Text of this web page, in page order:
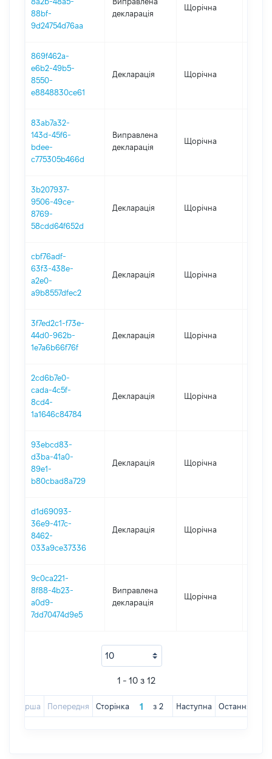
88bf-
9d24754d76aa
декларація
Щорічна
869f462a-
e6b2-49b5-
8550-
e8848830ce61
Декларація Щорічна
83ab7a32-
143d-45f6-
bdee-
c775305b466d
Виправлена
декларація
Щорічна
3b207937-
9506-49ce-
8769-
58cdd64f652d
Декларація Щорічна
cbf76adf-
63f3-438e-
a2e0-
a9b8557dfec2
Декларація Щорічна
3f7ed2c1-f73e-
44d0-962b-
1e7a6b66f76f
Декларація Щорічна
2cd6b7e0-
cada-4c5f-
8cd4-
1a1646c84784
Декларація Щорічна
93ebcd83-
d3ba-41a0-
89e1-
b80cbad8a729
Декларація Щорічна
d1d69093-
36e9-417c-
8462-
033a9ce37336
Декларація Щорічна
9c0ca221-
8f88-4b23-
a0d9-
7dd70474d9e5
Виправлена
декларація
Щорічна
1 - 10 з 12
Перша Попередня Сторінка з 2 Наступна Остання